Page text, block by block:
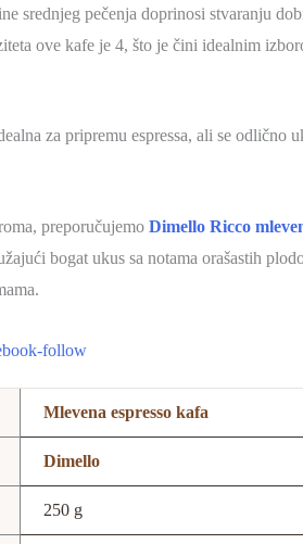
srednjeg pečenja doprinosi stvaranju
ove kafe je 4, što je čini idealnim
za pripremu espressa, ali se
preporučujemo Dimello Ricco
bogat ukus sa notama orašastih
Mlevena espresso kafa
Dimello
250 g